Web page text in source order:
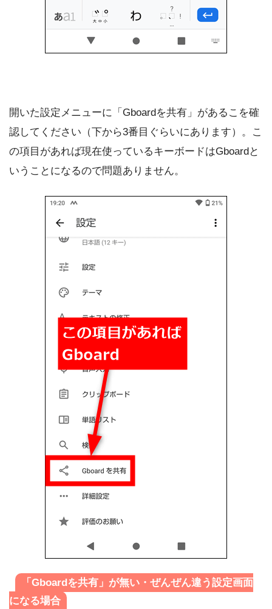
開いた設定メニューに「Gboardを共有」があるこを確
認してください（下から3番目ぐらいにあります）。こ
の項目があれば現在使っているキーボードはGboardと
いうことになるので問題ありません。
「Gboardを共有」が無い・ぜんぜん違う設定画面
になる場合